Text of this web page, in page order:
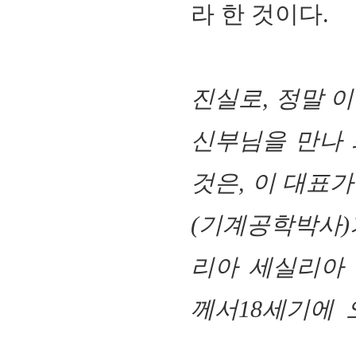
라 한 것이다.
진실로, 정말
신부님을 만나
것은, 이 대표
(기계공학박사)
리아 세실리아
께서18세기에